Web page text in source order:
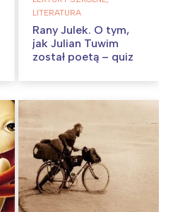
LITERATURA
Rany Julek. O tym,
jak Julian Tuwim
został poetą – quiz